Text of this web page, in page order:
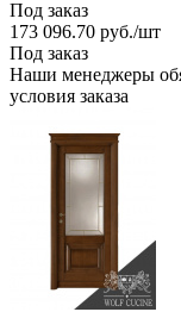
Под заказ
173 096.70 руб./шт
Под заказ
Наши менеджеры
условия заказа